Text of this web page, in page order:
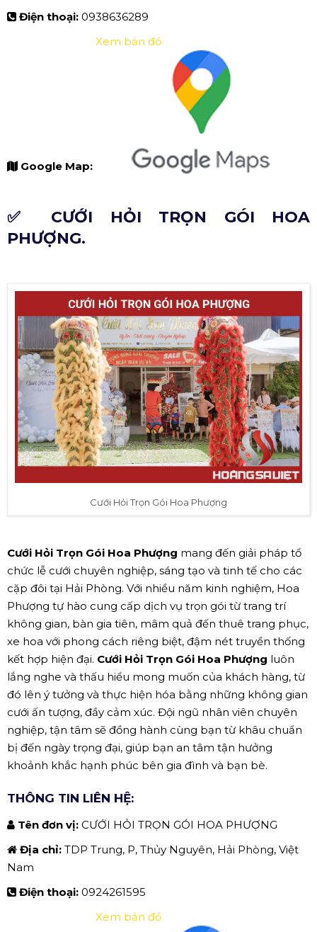
Điện thoại: 0938636289
Google Map:
Xem bản đồ
✅ CƯỚI HỎI TRỌN GÓI HOA
PHƯỢNG.
Cưới Hỏi Trọn Gói Hoa Phượng
Cưới Hỏi Trọn Gói Hoa Phượng mang đến giải pháp tổ
chức lễ cưới chuyên nghiệp, sáng tạo và tinh tế cho các
cặp đôi tại Hải Phòng. Với nhiều năm kinh nghiệm, Hoa
Phượng tự hào cung cấp dịch vụ trọn gói từ trang trí
không gian, bàn gia tiên, mâm quả đến thuê trang phục,
xe hoa với phong cách riêng biệt, đậm nét truyền thống
kết hợp hiện đại. Cưới Hỏi Trọn Gói Hoa Phượng luôn
lắng nghe và thấu hiểu mong muốn của khách hàng, từ
đó lên ý tưởng và thực hiện hóa bằng những không gian
cưới ấn tượng, đầy cảm xúc. Đội ngũ nhân viên chuyên
nghiệp, tận tâm sẽ đồng hành cùng bạn từ khâu chuẩn
bị đến ngày trọng đại, giúp bạn an tâm tận hưởng
khoảnh khắc hạnh phúc bên gia đình và bạn bè.
THÔNG TIN LIÊN HỆ:
Tên đơn vị: CƯỚI HỎI TRỌN GÓI HOA PHƯỢNG
Địa chỉ: TDP Trung, P, Thủy Nguyên, Hải Phòng, Việt
Nam
Điện thoại: 0924261595
Xem bản đồ